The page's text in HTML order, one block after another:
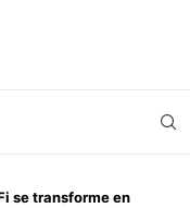
se transforme en